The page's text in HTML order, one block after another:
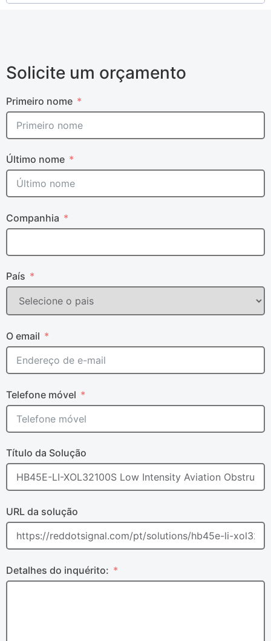
Solicite um orçamento
Primeiro nome
Último nome
Companhia
País
O email
Telefone móvel
Título da Solução
URL da solução
Detalhes do inquérito: